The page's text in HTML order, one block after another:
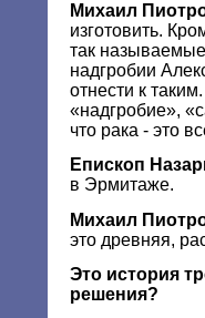
Михаил
изготовить.
так
надгробии
отнести к
«надгробие»,
что рака - это
Епископ
в Эрмитаже.
Михаил
это древняя,
Это история
решения?